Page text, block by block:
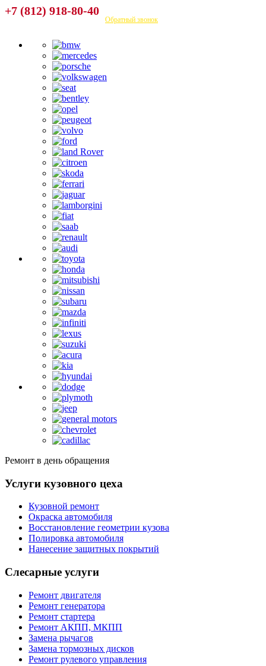
+7 (812) 918-80-40
Посмотреть на карте Обратный звонок
Ремонт в день обращения
Услуги кузовного цеха
Кузовной ремонт
Окраска автомобиля
Восстановление геометрии кузова
Полировка автомобиля
Нанесение защитных покрытий
Слесарные услуги
Ремонт двигателя
Ремонт генератора
Ремонт стартера
Ремонт АКПП, МКПП
Замена рычагов
Замена тормозных дисков
Ремонт рулевого управления